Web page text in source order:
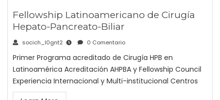
Fellowship Latinoamericano de Cirugía
Hepato-Pancreato-Biliar
socich_l0gnt2 0 Comentario
Primer Programa acreditado de Cirugía HPB en
Latinoamérica Acreditación AHPBA y Fellowship Council
Experiencia Internacional y Multi-institucional Centros